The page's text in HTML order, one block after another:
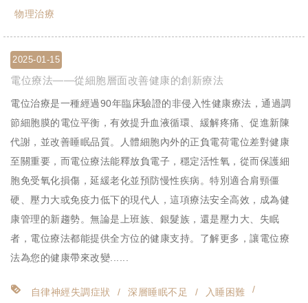
物理治療
2025-01-15
電位療法——從細胞層面改善健康的創新療法
電位治療是一種經過90年臨床驗證的非侵入性健康療法，通過調
節細胞膜的電位平衡，有效提升血液循環、緩解疼痛、促進新陳
代謝，並改善睡眠品質。人體細胞內外的正負電荷電位差對健康
至關重要，而電位療法能釋放負電子，穩定活性氧，從而保護細
胞免受氧化損傷，延緩老化並預防慢性疾病。特別適合肩頸僵
硬、壓力大或免疫力低下的現代人，這項療法安全高效，成為健
康管理的新趨勢。無論是上班族、銀髮族，還是壓力大、失眠
者，電位療法都能提供全方位的健康支持。了解更多，讓電位療
法為您的健康帶來改變......
自律神經失調症狀 深層睡眠不足
入睡困難